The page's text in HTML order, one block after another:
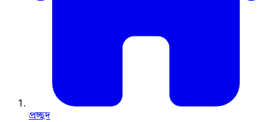
প্রচ্ছদ